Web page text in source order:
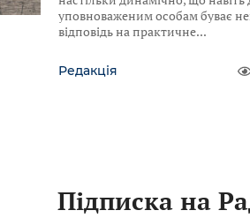
уповноваженим особам буває
відповідь на практичне
Редакція
Підписка на